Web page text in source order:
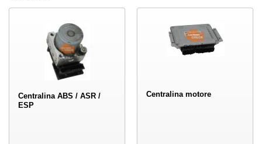
Centralina ABS / ASR /
ESP
Centralina motore